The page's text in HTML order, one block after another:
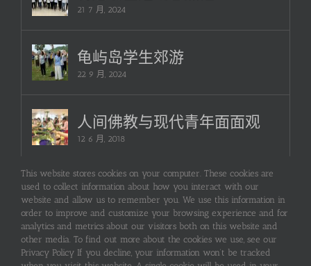
21 7 月, 2024
龟屿岛学生郊游
22 9 月, 2024
人间佛教与现代青年面面观
12 6 月, 2018
Copyright 2024
The Mahaprajna Buddhist Society
All Rights Reserved
This website stores cookies on your computer. These cookies are
used to collect information about how you interact with our
website and allow us to remember you. We use this information in
order to improve and customize your browsing experience and for
analytics and metrics about our visitors both on this website and
other media. To find out more about the cookies we use, see our
Privacy Policy If you decline, your information won’t be tracked